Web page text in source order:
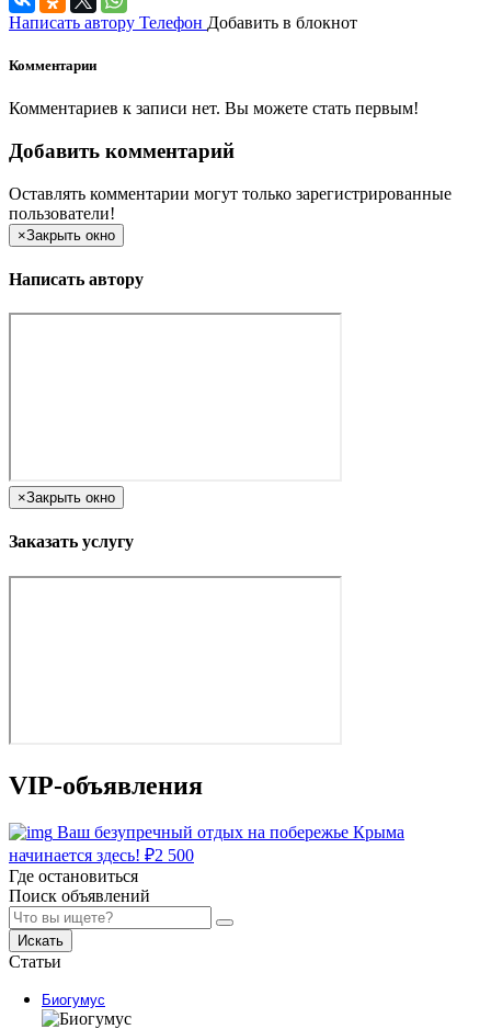
Написать автору Телефон Добавить в блокнот
Комментарии
Комментариев к записи нет. Вы можете стать первым!
Добавить комментарий
Оставлять комментарии могут только зарегистрированные
пользователи!
×Закрыть окно
Написать автору
×Закрыть окно
Заказать услугу
VIP-объявления
Ваш безупречный отдых на побережье Крыма
начинается здесь! ₽2 500
Где остановиться
Поиск объявлений
Искать
Статьи
Биогумус